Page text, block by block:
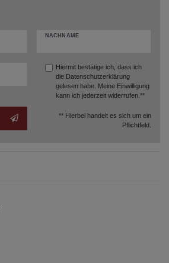
NACHNAME
Hiermit bestätige ich, dass ich
die Datenschutzerklärung
gelesen habe. Meine Einwilligung
kann ich jederzeit widerrufen.**
** Hierbei handelt es sich um ein
Pflichtfeld.